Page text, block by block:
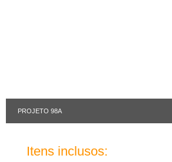
PROJETO 98A
Itens inclusos: